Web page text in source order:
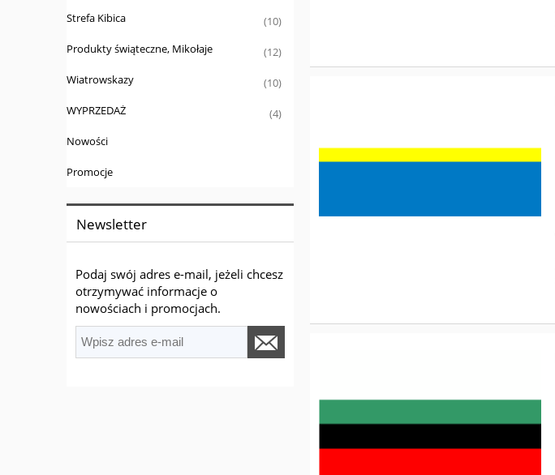
Strefa Kibica (10)
Produkty świąteczne, Mikołaje (12)
Wiatrowskazy (10)
WYPRZEDAŻ (4)
Nowości
Promocje
Newsletter
Podaj swój adres e-mail, jeżeli chcesz
otrzymywać informacje o
nowościach i promocjach.